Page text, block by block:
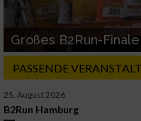
Großes B2Run-
PASSENDE
25. August 2026
B2Run Hamburg